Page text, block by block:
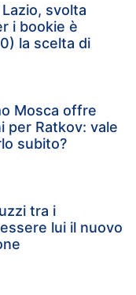
svolta
i bookie è
la scelta di
Mosca offre
per Ratkov: vale
subito?
tra i
lui il nuovo